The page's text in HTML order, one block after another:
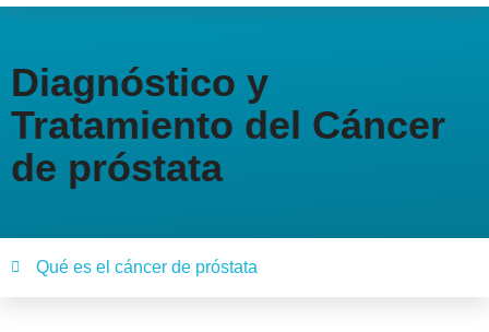
Diagnóstico y
Tratamiento del Cáncer
de próstata
Qué es el cáncer de próstata